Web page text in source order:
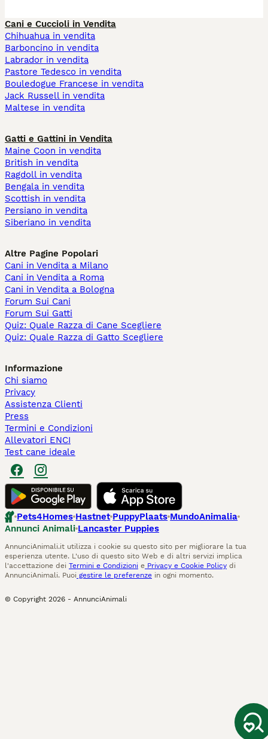
Cani e Cuccioli in Vendita
Chihuahua in vendita
Barboncino in vendita
Labrador in vendita
Pastore Tedesco in vendita
Bouledogue Francese in vendita
Jack Russell in vendita
Maltese in vendita
Gatti e Gattini in Vendita
Maine Coon in vendita
British in vendita
Ragdoll in vendita
Bengala in vendita
Scottish in vendita
Persiano in vendita
Siberiano in vendita
Altre Pagine Popolari
Cani in Vendita a Milano
Cani in Vendita a Roma
Cani in Vendita a Bologna
Forum Sui Cani
Forum Sui Gatti
Quiz: Quale Razza di Cane Scegliere
Quiz: Quale Razza di Gatto Scegliere
Informazione
Chi siamo
Privacy
Assistenza Clienti
Press
Termini e Condizioni
Allevatori ENCI
Test cane ideale
Pets4Homes Hastnet PuppyPlaats MundoAnimalia
Annunci Animali Lancaster Puppies
AnnunciAnimali.it utilizza i cookie su questo sito per migliorare la tua
esperienza utente. L'uso di questo sito Web e di altri servizi implica
l'accettazione dei Termini e Condizioni e Privacy e Cookie Policy di
AnnunciAnimali. Puoi gestire le preferenze in ogni momento.
© Copyright 2026 - AnnunciAnimali